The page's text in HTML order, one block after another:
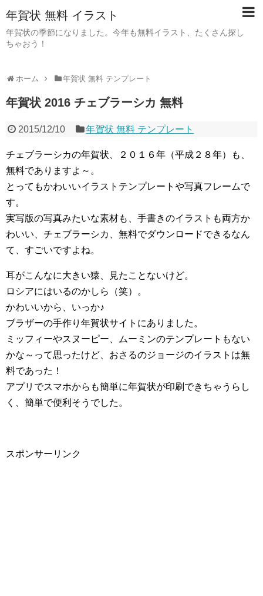
年賀状 無料 イラスト
年賀状の季節になりました。今年も無料イラスト、たくさん探し
ちゃおう！
ホーム 年賀状 無料 テンプレート
年賀状 2016 チェブラーシカ 無料
2015/12/10 年賀状 無料 テンプレート
チェブラーシカの年賀状、２０１６年（平成２８年）も、
無料でありますよ～。
とってもかわいいイラストテンプレートや写真フレームで
す。
実写版の写真みたいな素材も、手書きのイラストも両方か
わいい、チェブラーシカ、無料でダウンロードできるなん
て、すごいですよね。
耳がこんなに大きい猿、見たことないけど。
ロシアにはいるのかしら（笑）。
かわいいから、いっか♪
ブラザーの手作り年賀状サイトにありました。
ミッフィーやスヌーピー、ムーミンのテンプレートもない
かな～って思ったけど、おさるのジョージのイラストは無
料であった！
アプリでスマホからも簡単に年賀状が印刷できちゃうらし
く、簡単で便利そうでした。
スポンサーリンク